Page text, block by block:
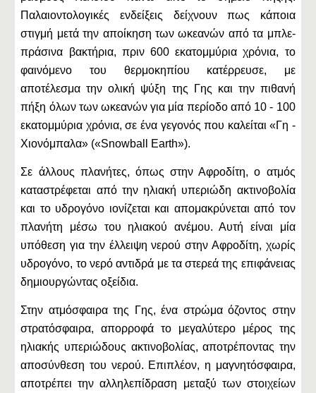
Παλαιοντολογικές ενδείξεις δείχνουν πως κάποια
στιγμή μετά την αποίκηση των ωκεανών από τα μπλε-
πράσινα βακτήρια, πριν 600 εκατομμύρια χρόνια, το
φαινόμενο του θερμοκηπίου κατέρρευσε, με
αποτέλεσμα την ολική ψύξη της Γης και την πιθανή
πήξη όλων των ωκεανών για μία περίοδο από 10 - 100
εκατομμύρια χρόνια, σε ένα γεγονός που καλείται «Γη -
Χιονόμπαλα» («Snowball Earth»).
Σε άλλους πλανήτες, όπως στην Αφροδίτη, ο ατμός
καταστρέφεται από την ηλιακή υπεριώδη ακτινοβολία
και το υδρογόνο ιονίζεται και απομακρύνεται από τον
πλανήτη μέσω του ηλιακού ανέμου. Αυτή είναι μία
υπόθεση για την έλλειψη νερού στην Αφροδίτη, χωρίς
υδρογόνο, το νερό αντιδρά με τα στερεά της επιφάνειας
δημιουργώντας οξείδια.
Στην ατμόσφαιρα της Γης, ένα στρώμα όζοντος στην
στρατόσφαιρα, απορροφά το μεγαλύτερο μέρος της
ηλιακής υπεριώδους ακτινοβολίας, αποτρέποντας την
αποσύνθεση του νερού. Επιπλέον, η μαγνητόσφαιρα,
αποτρέπει την αλληλεπίδραση μεταξύ των στοιχείων